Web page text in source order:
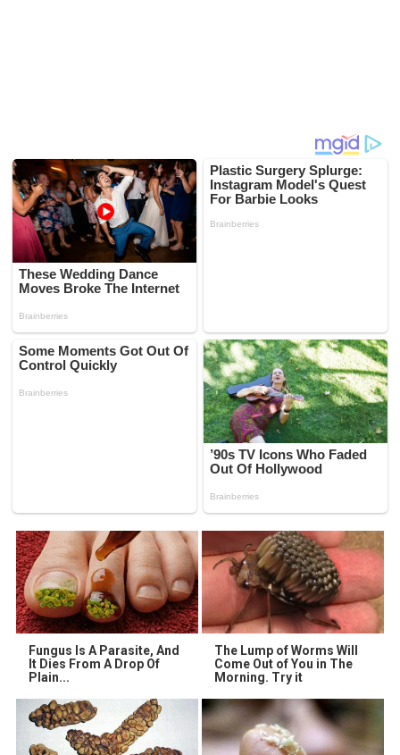
Fungus Is A Parasite, And
It Dies From A Drop Of
Plain...
The Lump of Worms Will
Come Out of You in The
Morning. Try it